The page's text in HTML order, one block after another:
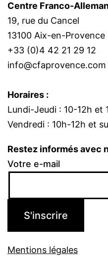
Centre Franco-
19, rue du Cancel
13100 Aix-en-Provence
+33 (0)4 42 21 29 12
info@cfaprovence.com
Horaires :
Lundi-Jeudi : 10-12h et
Vendredi : 10h-12h et
Restez informés avec
Votre e-mail
Mentions légales